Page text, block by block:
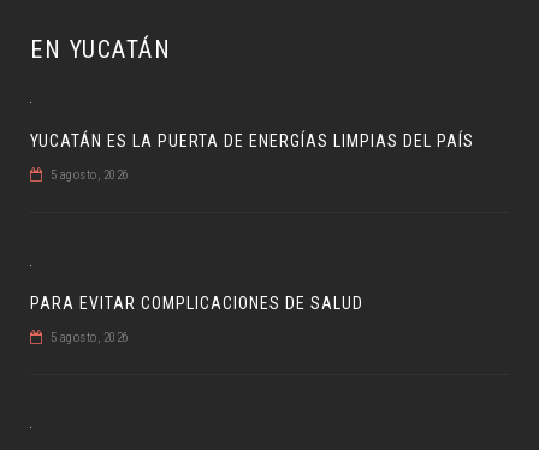
EN YUCATÁN
YUCATÁN ES LA PUERTA DE ENERGÍAS LIMPIAS DEL PAÍS
5 agosto, 2026
PARA EVITAR COMPLICACIONES DE SALUD
5 agosto, 2026